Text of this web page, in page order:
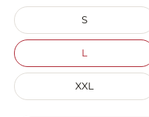
S
L
XXL